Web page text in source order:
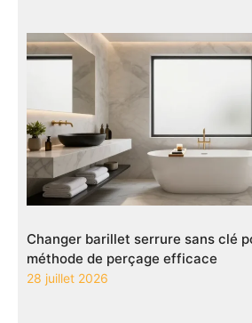
Changer barillet serrure sans clé
méthode de perçage efficace
28 juillet 2026